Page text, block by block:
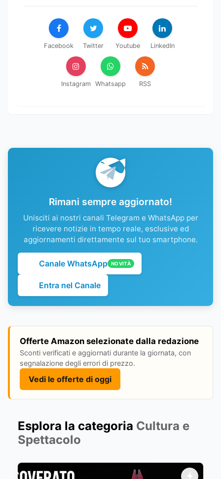
Facebook Twitter Youtube LinkedIn
Instagram Whatsapp RSS
Rimani sempre aggiornato!
Unisciti ai nostri canali Telegram e WhatsApp per
ricevere notizie in tempo reale, esclusive ed
aggiornamenti direttamente sul tuo smartphone.
Canale WhatsApp NOVITÀ
Entra nel Canale
Offerte Amazon selezionate dalla redazione
Sconti verificati e aggiornati durante la giornata, con
segnalazione degli errori di prezzo.
Vedi le offerte di oggi
Esplora la categoria Cultura e
Spettacolo